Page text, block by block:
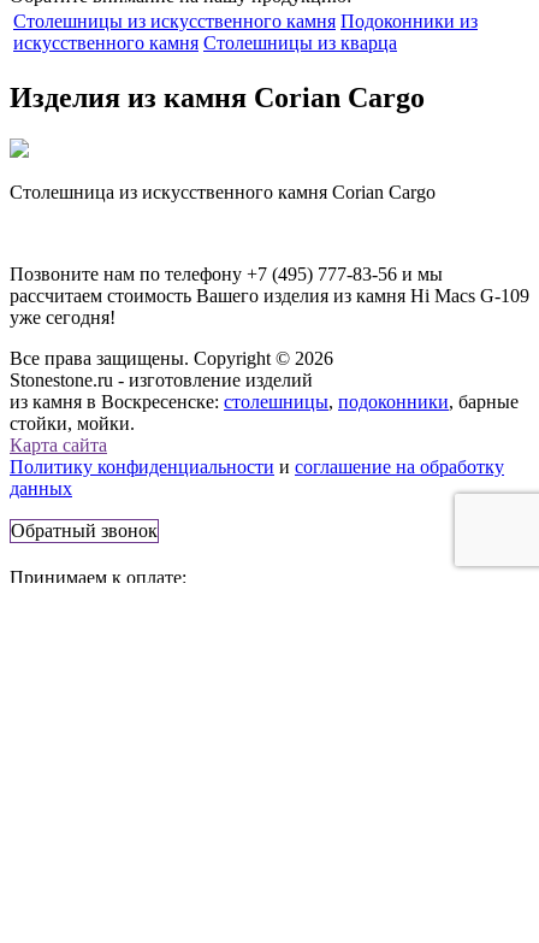
Столешницы из искусственного камня Подоконники из
искусственного камня Столешницы из кварца
Изделия из камня Corian Cargo
Столешница из искусственного камня Corian Cargo
Позвоните нам по телефону +7 (495) 777-83-56 и мы
рассчитаем стоимость Вашего изделия из камня Hi Macs G-109
уже сегодня!
Все права защищены. Copyright © 2026
Stonestone.ru - изготовление изделий
из камня в Воскресенске: столешницы, подоконники, барные
стойки, мойки.
Карта сайта
Политику конфиденциальности и соглашение на обработку
данных
Обратный звонок
Принимаем к оплате: